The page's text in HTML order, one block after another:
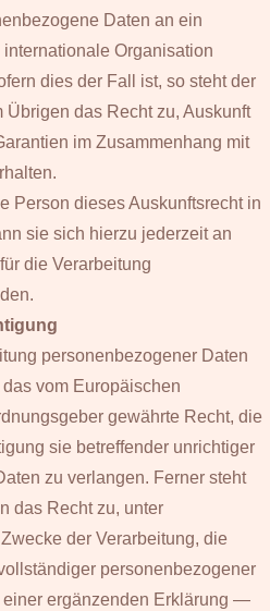
Daten an ein
Organisation
dies der Fall ist, so steht der
Übrigen das Recht zu, Auskunft
im Zusammenhang mit
Person dieses Auskunftsrecht in
sie sich hierzu jederzeit an
die Verarbeitung
personenbezogener Daten
vom Europäischen
gewährte Recht, die
sie betreffender unrichtiger
zu verlangen. Ferner steht
das Recht zu, unter
der Verarbeitung, die
personenbezogener
ergänzenden Erklärung —